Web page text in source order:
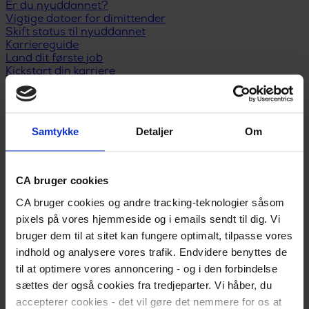
Samtykke Detaljer Om
CA bruger cookies
CA bruger cookies og andre tracking-teknologier såsom
pixels på vores hjemmeside og i emails sendt til dig. Vi
bruger dem til at sitet kan fungere optimalt, tilpasse vores
indhold og analysere vores trafik. Endvidere benyttes de
til at optimere vores annoncering - og i den forbindelse
sættes der også cookies fra tredjeparter. Vi håber, du
accepterer cookies - det vil gøre det nemmere for os at
Er du nyuddannet?
Vigtige datoer for dimittender
Skift status til nyuddannet
Karriereguide
Land dit første job
Kickstart din karriere
I job
Karriererådgivning
Løn og lønforhandling
Trivsel og arbejdsglæde
Karriereplan
Kompetenceudvikling
Inspiration til jobsøgning
Selvstændig/freelancer
Ledelse
Ansættelsesforhold
Ledig
Meld dig ledig
Er du blevet opsagt?
Har du selv sagt op?
Dagpengeregler
Dagpengeberegner